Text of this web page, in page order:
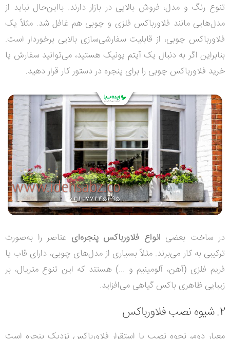
تنوع رنگ و مدل، فروش بالایی در بازار دارند. بااین‌حال نباید از
مدل‌هایی مانند فلاورباکس فلزی و چوبی هم غافل شد. مثلاً یک
فلاورباکس چوبی، از قابلیت سفارشی‌سازی بالایی برخوردار است.
بنابراین اگر به دنبال یک آیتم یونیک هستید، می‌توانید سفارش یا
خرید فلاورباکس چوبی را برای پنجره در دستور کار قرار دهید.
در ساخت بعضی انواع فلاورباکس پنجره‌ای عناصر را به‌صورت
ترکیبی به کار می‌برند. مثلاً بسیاری از مدل‌های چوبی، دارای قاب یا
فریم فلزی (آهن، آلومینیم و ...) هستند که این تنوع متریال، بر
زیبایی ظاهری باکس گیاهی می‌افزاید.
2. شیوه نصب فلاورباکس